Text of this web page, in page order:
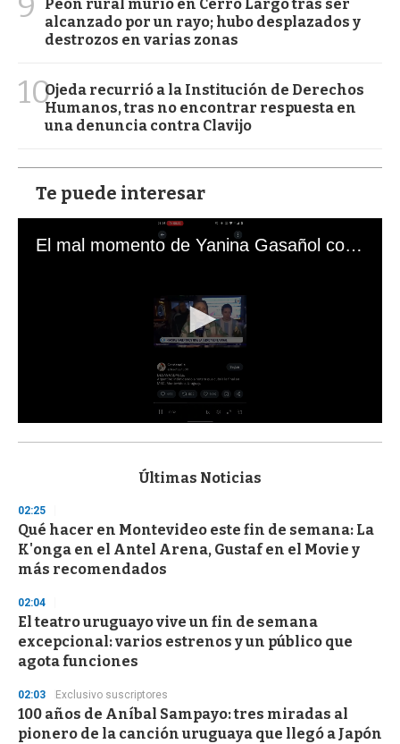
Peón rural murió en Cerro Largo tras ser
alcanzado por un rayo; hubo desplazados y
destrozos en varias zonas
10Ojeda recurrió a la Institución de Derechos
Humanos, tras no encontrar respuesta en
una denuncia contra Clavijo
Te puede interesar
El mal momento de Yanina Gasañol con un hincha argentino en "Subrayado"
s
d
s
o
f
3
s
e
c
o
n
Últimas Noticias
02:25
Qué hacer en Montevideo este fin de semana: La
K'onga en el Antel Arena, Gustaf en el Movie y
más recomendados
02:04
El teatro uruguayo vive un fin de semana
excepcional: varios estrenos y un público que
agota funciones
02:03 Exclusivo suscriptores
100 años de Aníbal Sampayo: tres miradas al
pionero de la canción uruguaya que llegó a Japón